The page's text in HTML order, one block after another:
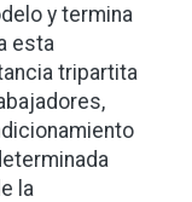
y termina
esta
tripartita
la